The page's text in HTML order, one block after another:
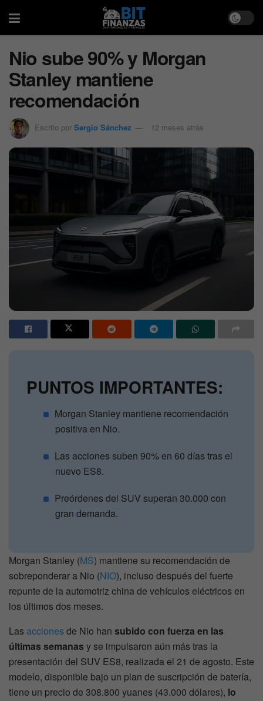
Nio sube 90% y Morgan
Stanley mantiene
recomendación
Escrito por Sergio Sánchez 12 meses atrás
PUNTOS IMPORTANTES:
Morgan Stanley mantiene recomendación
positiva en Nio.
Las acciones suben 90% en 60 días tras el
nuevo ES8.
Preórdenes del SUV superan 30.000 con
gran demanda.
Morgan Stanley (MS) mantiene su recomendación de
sobreponderar a Nio (NIO), incluso después del fuerte
repunte de la automotriz china de vehículos eléctricos en
los últimos dos meses.
Las accionesde Nio han subido con fuerza en las
últimas semanas y se impulsaron aún más tras la
presentación del SUV ES8, realizada el 21 de agosto. Este
modelo, disponible bajo un plan de suscripción de batería,
tiene un precio de 308.800 yuanes (43.000 dólares), lo